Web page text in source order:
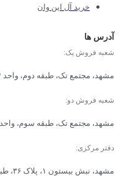
خرید آل این وان
آدرس ها
شعبه فروش یک:
مشهد، مجتمع تک، طبقه دوم، واحد ۳۱۴
شعبه فروش دو:
مشهد، مجتمع تک، طبقه سوم، واحد ۱۹
دفتر مرکزی:
مشهد، نبش بیستون ۱، پلاک ۳۶، طبقه دوم، واحد ۳